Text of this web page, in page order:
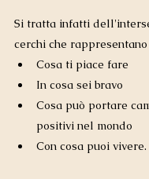
Si tratta infatti
cerchi che
Cosa ti piace fare
In cosa sei bravo
Cosa può portare
positivi nel mondo
Con cosa puoi vivere.